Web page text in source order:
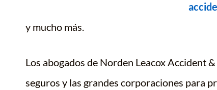
y mucho más.
Los abogados de Norden Leacox Accident
seguros y las grandes corporaciones para